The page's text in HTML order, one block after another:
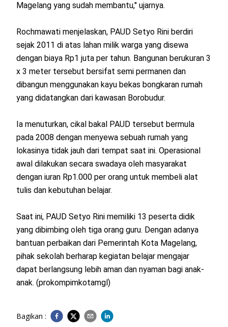
Magelang yang sudah membantu," ujarnya.
Rochmawati menjelaskan, PAUD Setyo Rini berdiri
sejak 2011 di atas lahan milik warga yang disewa
dengan biaya Rp1 juta per tahun. Bangunan berukuran 3
x 3 meter tersebut bersifat semi permanen dan
dibangun menggunakan kayu bekas bongkaran rumah
yang didatangkan dari kawasan Borobudur.
Ia menuturkan, cikal bakal PAUD tersebut bermula
pada 2008 dengan menyewa sebuah rumah yang
lokasinya tidak jauh dari tempat saat ini. Operasional
awal dilakukan secara swadaya oleh masyarakat
dengan iuran Rp1.000 per orang untuk membeli alat
tulis dan kebutuhan belajar.
Saat ini, PAUD Setyo Rini memiliki 13 peserta didik
yang dibimbing oleh tiga orang guru. Dengan adanya
bantuan perbaikan dari Pemerintah Kota Magelang,
pihak sekolah berharap kegiatan belajar mengajar
dapat berlangsung lebih aman dan nyaman bagi anak-
anak. (prokompimkotamgl)
Bagikan :